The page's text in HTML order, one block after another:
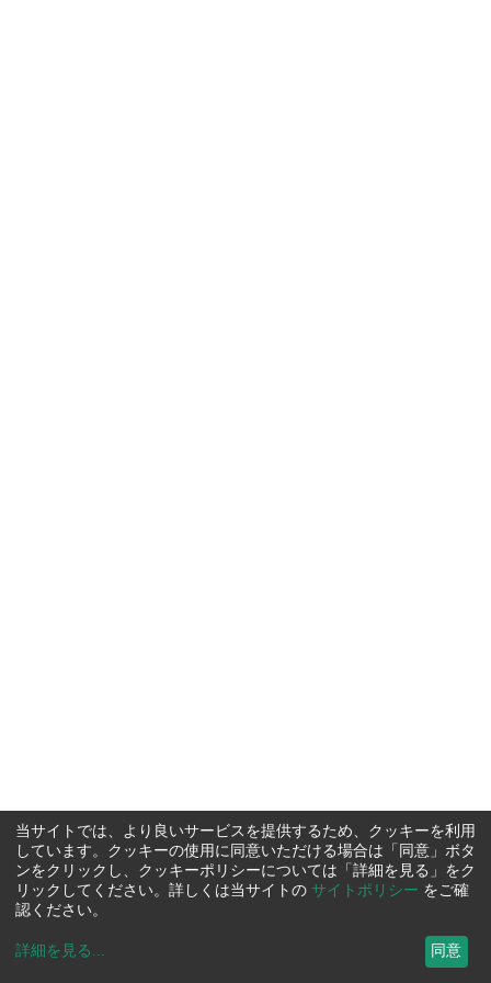
当サイトでは、より良いサービスを提供するため、クッキーを利用
しています。クッキーの使用に同意いただける場合は「同意」ボタ
ンをクリックし、クッキーポリシーについては「詳細を見る」をク
リックしてください。詳しくは当サイトの サイトポリシー をご確
認ください。
詳細を見る ... 同意